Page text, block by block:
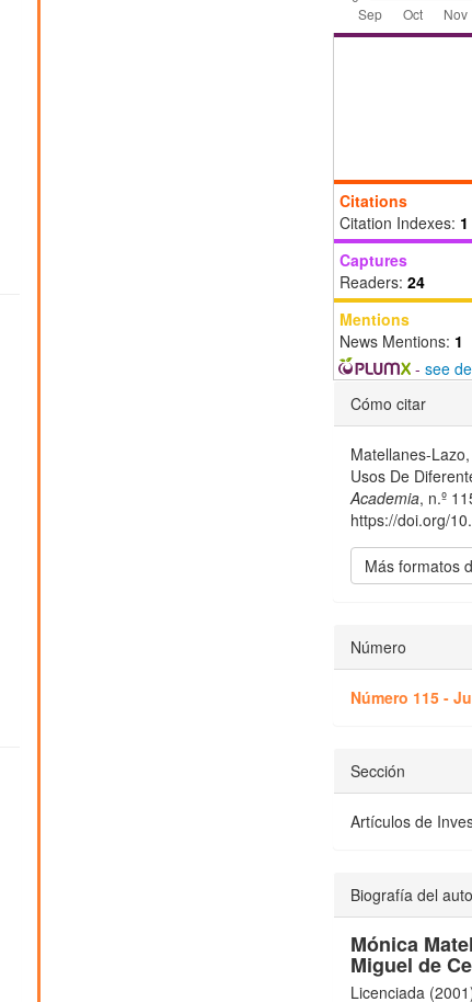
Citations
Citation Indexes: 1
Captures
Readers:24
Mentions
News Mentions: 1
- see
Detalles
del
artículo
Cómo citar
Matellanes-
Usos De
Academia, n.º
https://doi.org/
Más formatos
Número
Número 115 -
Sección
Artículos de
Biografía del
Mónica
Miguel de
Licenciada